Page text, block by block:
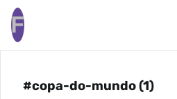
F
#copa-do-mundo (1)